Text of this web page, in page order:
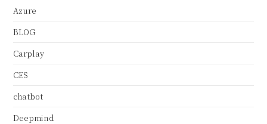
Azure
BLOG
Carplay
CES
chatbot
Deepmind